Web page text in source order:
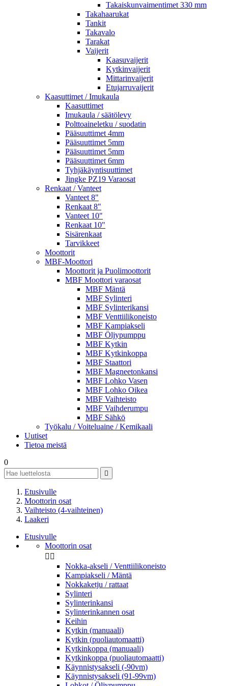
Takaiskunvaimentimet 330 mm
Takahaarukat
Tankit
Takavalo
Tarakat
Vaijerit
Kaasuvaijerit
Kytkinvaijerit
Mittarinvaijerit
Etujarruvaijerit
Kaasuttimet / Imukaula
Kaasuttimet
Imukaula / säätölevy
Polttoaineletku / suodatin
Pääsuuttimet 4mm
Pääsuuttimet 5mm
Pääsuuttimet 5mm
Pääsuuttimet 6mm
Tyhjäkäyntisuuttimet
Jingke PZ19 Varaosat
Renkaat / Vanteet
Vanteet 8"
Renkaat 8"
Vanteet 10"
Renkaat 10"
Sisärenkaat
Tarvikkeet
Moottorit
MBF-Moottori
Moottorit ja Puolimoottorit
MBF Moottori varaosat
MBF Mäntä
MBF Sylinteri
MBF Sylinterikansi
MBF Venttiilikoneisto
MBF Kampiakseli
MBF Öljypumppu
MBF Kytkin
MBF Kytkinkoppa
MBF Staattori
MBF Magneetonkansi
MBF Lohko Vasen
MBF Lohko Oikea
MBF Vaihteisto
MBF Vaihderumpu
MBF Sähkö
Työkalu / Voiteluaine / Kemikaali
Uutiset
Tietoa meistä
0

Etusivulle
Moottorin osat
Vaihteisto (4-vaihteinen)
Laakeri
Etusivulle
Moottorin osat
 
Nokka-akseli / Venttiilikoneisto
Kampiakseli / Mäntä
Nokkaketju / rattaat
Sylinteri
Sylinterinkansi
Sylinterinkannen osat
Keihin
Kytkin (manuaali)
Kytkin (puoliautomaatti)
Kytkinkoppa (manuaali)
Kytkinkoppa (puoliautomaatti)
Käynnistysakseli (-90vm)
Käynnistysakseli (91-99vm)